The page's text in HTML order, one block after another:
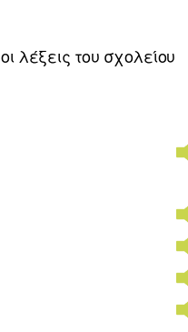
οι λέξεις του σχολείου